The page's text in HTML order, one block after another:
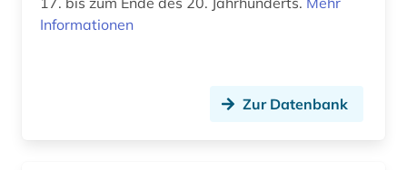
Informationen
Zur Datenbank